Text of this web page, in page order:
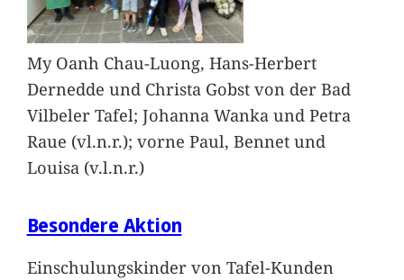
My Oanh Chau-Luong, Hans-Herbert
Dernedde und Christa Gobst von der Bad
Vilbeler Tafel; Johanna Wanka und Petra
Raue (vl.n.r.); vorne Paul, Bennet und
Louisa (v.l.n.r.)
Besondere Aktion
Einschulungskinder von Tafel-Kunden